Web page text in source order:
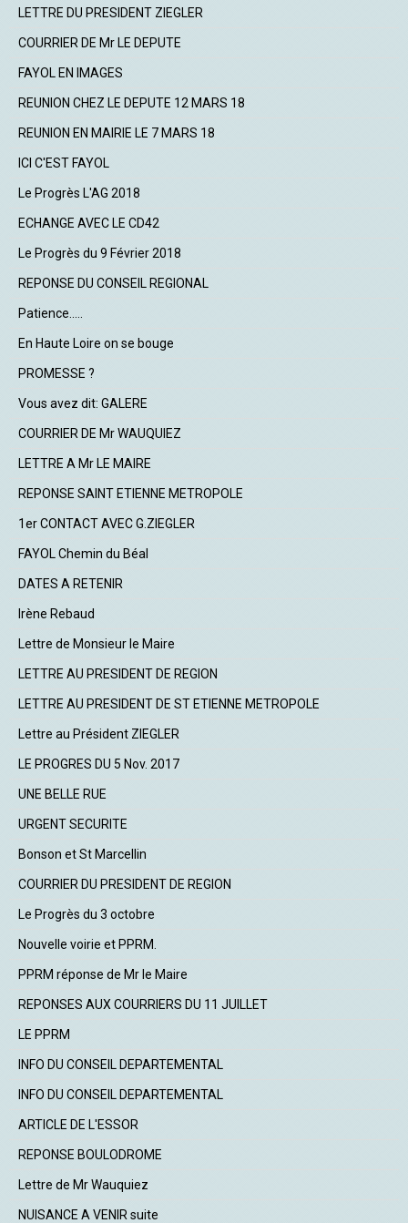
LETTRE DU PRESIDENT ZIEGLER
COURRIER DE Mr LE DEPUTE
FAYOL EN IMAGES
REUNION CHEZ LE DEPUTE 12 MARS 18
REUNION EN MAIRIE LE 7 MARS 18
ICI C'EST FAYOL
Le Progrès L'AG 2018
ECHANGE AVEC LE CD42
Le Progrès du 9 Février 2018
REPONSE DU CONSEIL REGIONAL
Patience.....
En Haute Loire on se bouge
PROMESSE ?
Vous avez dit: GALERE
COURRIER DE Mr WAUQUIEZ
LETTRE A Mr LE MAIRE
REPONSE SAINT ETIENNE METROPOLE
1er CONTACT AVEC G.ZIEGLER
FAYOL Chemin du Béal
DATES A RETENIR
Irène Rebaud
Lettre de Monsieur le Maire
LETTRE AU PRESIDENT DE REGION
LETTRE AU PRESIDENT DE ST ETIENNE METROPOLE
Lettre au Président ZIEGLER
LE PROGRES DU 5 Nov. 2017
UNE BELLE RUE
URGENT SECURITE
Bonson et St Marcellin
COURRIER DU PRESIDENT DE REGION
Le Progrès du 3 octobre
Nouvelle voirie et PPRM.
PPRM réponse de Mr le Maire
REPONSES AUX COURRIERS DU 11 JUILLET
LE PPRM
INFO DU CONSEIL DEPARTEMENTAL
INFO DU CONSEIL DEPARTEMENTAL
ARTICLE DE L'ESSOR
REPONSE BOULODROME
Lettre de Mr Wauquiez
NUISANCE A VENIR suite